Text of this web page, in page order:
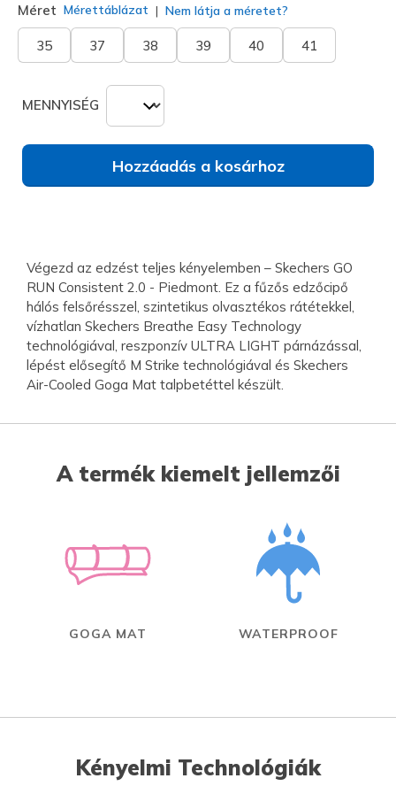
Méret Mérettáblázat Nem látja a méretet?
35 37 38 39 40 41
MENNYISÉG
Hozzáadás a kosárhoz
Végezd az edzést teljes kényelemben – Skechers GO
RUN Consistent 2.0 - Piedmont. Ez a fűzős edzőcipő
hálós felsőrésszel, szintetikus olvasztékos rátétekkel,
vízhatlan Skechers Breathe Easy Technology
technológiával, reszponzív ULTRA LIGHT párnázással,
lépést elősegítő M Strike technológiával és Skechers
Air-Cooled Goga Mat talpbetéttel készült.
A termék kiemelt jellemzői
GOGA MAT WATERPROOF
Kényelmi Technológiák